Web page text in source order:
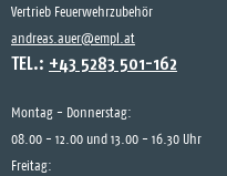
Vertrieb Feuerwehrzubehör
andreas.auer@empl.at
TEL.: +43 5283 501-162
Montag - Donnerstag:
08.00 - 12.00 und 13.00 - 16.30 Uhr
Freitag: